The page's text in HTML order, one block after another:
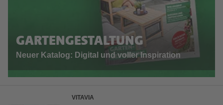
GARTENGESTALTUNG
Neuer Katalog: Digital und voller Inspiration
VITAVIA